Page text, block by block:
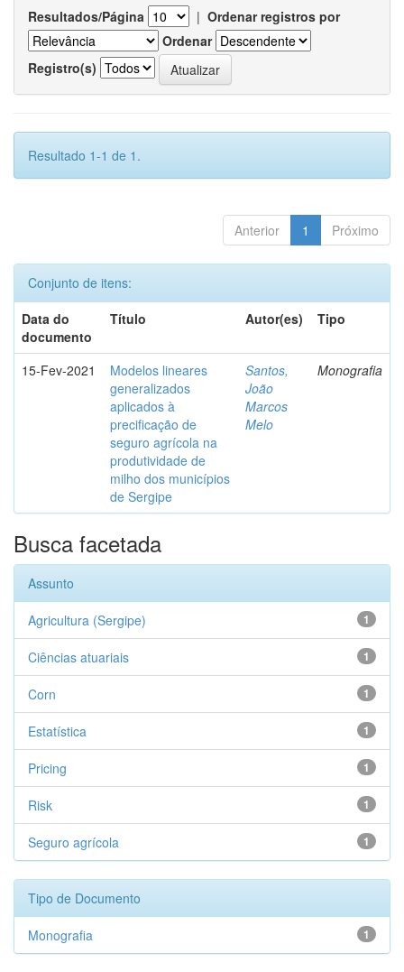
Resultados/Página | Ordenar registros por
Ordenar
Registro(s)
Resultado 1-1 de 1.
Anterior 1 Próximo
Conjunto de itens:
Data do
documento
Título Autor(es) Tipo
15-Fev-2021
Modelos lineares
generalizados
aplicados à
precificação de
seguro agrícola na
produtividade de
milho dos municípios
de Sergipe
Santos,
João
Marcos
Melo
Monografia
Busca facetada
Assunto
1
Agricultura (Sergipe)
1
Ciências atuariais
1
Corn
1
Estatística
1
Pricing
1
Risk
1
Seguro agrícola
Tipo de Documento
1
Monografia